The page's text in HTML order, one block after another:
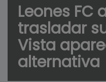
Leones FC
trasladar
Vista
alternativa